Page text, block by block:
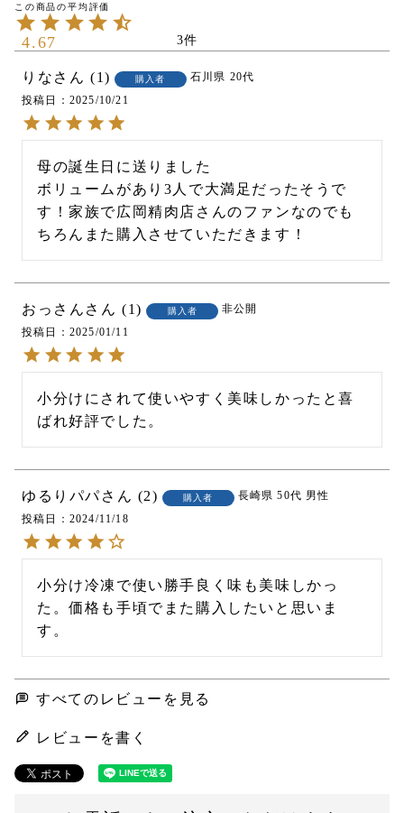
4.67 3
りな 1 購入者 石川県 20代
投稿日
2025/10/21
母の誕生日に送りました
ボリュームがあり3人で大満足だったそうで
す！家族で広岡精肉店さんのファンなのでも
ちろんまた購入させていただきます！
おっさん 1 購入者
非公開
投稿日
2025/01/11
小分けにされて使いやすく美味しかったと喜
ばれ好評でした。
ゆるりパパ 2 購入者 長崎県 50代 男性
投稿日
2024/11/18
小分け冷凍で使い勝手良く味も美味しかっ
た。価格も手頃でまた購入したいと思いま
す。
すべてのレビューを見る
レビューを書く